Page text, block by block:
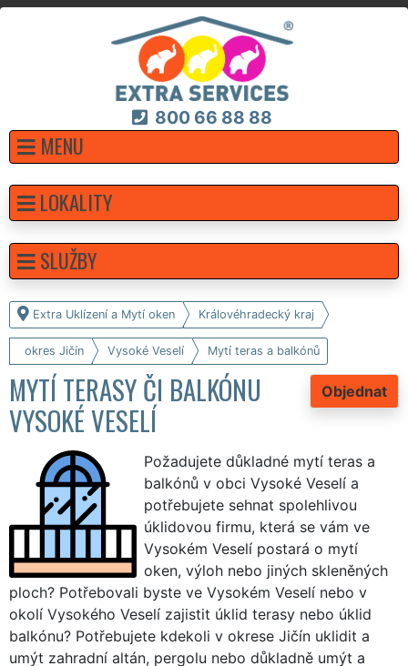
800 66 88 88
MENU
Extra Uklízení a Mytí oken Královéhradecký kraj
okres Jičín Vysoké Veselí Mytí teras a balkónů
Objednat
MYTÍ TERASY ČI BALKÓNU
VYSOKÉ VESELÍ
Požadujete důkladné mytí teras a
balkónů v obci Vysoké Veselí a
potřebujete sehnat spolehlivou
úklidovou firmu, která se vám ve
Vysokém Veselí postará o mytí
oken, výloh nebo jiných skleněných
ploch? Potřebovali byste ve Vysokém Veselí nebo v
okolí Vysokého Veselí zajistit úklid terasy nebo úklid
balkónu? Potřebujete kdekoli v okrese Jičín uklidit a
umýt zahradní altán, pergolu nebo důkladně umýt a
LOKALITY
SLUŽBY